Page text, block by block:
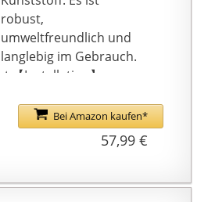
robust,
umweltfreundlich und
langlebig im Gebrauch.
★【Installation】
Es ist keine Änderung
erforderlich. Ersetzen
oder alte
Bei Amazon kaufen*
57,99 €